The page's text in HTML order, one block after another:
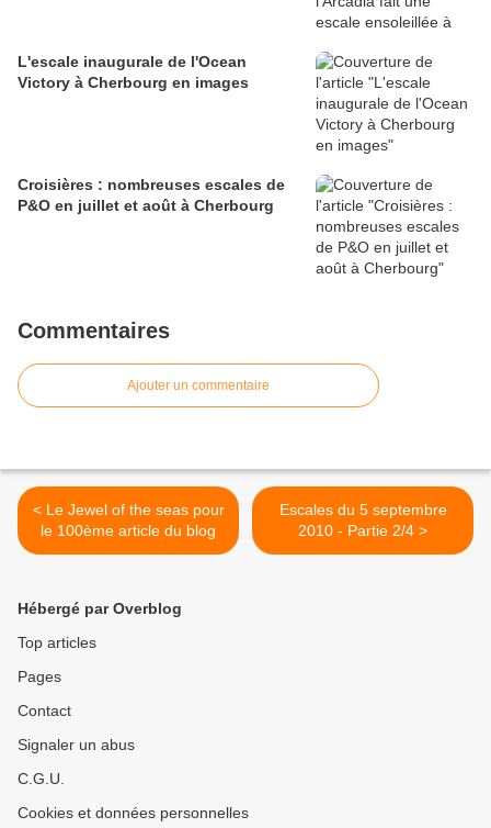
L'escale inaugurale de l'Ocean
Victory à Cherbourg en images
Croisières : nombreuses escales de
P&O en juillet et août à Cherbourg
Commentaires
Ajouter un commentaire
< Le Jewel of the seas pour
le 100ème article du blog
Escales du 5 septembre
2010 - Partie 2/4 >
Hébergé par Overblog
Top articles
Pages
Contact
Signaler un abus
C.G.U.
Cookies et données personnelles